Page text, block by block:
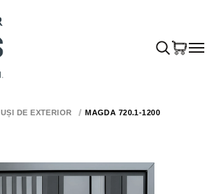
UȘI DE EXTERIOR MAGDA 720.1-1200